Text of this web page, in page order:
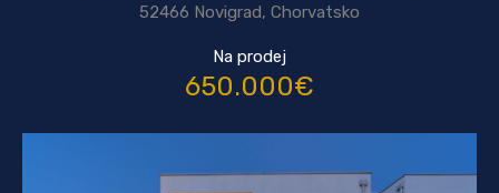
52466 Novigrad, Chorvatsko
Na prodej
650.000€